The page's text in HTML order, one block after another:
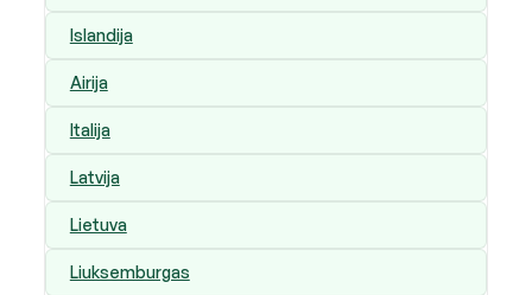
Islandija
Airija
Italija
Latvija
Lietuva
Liuksemburgas